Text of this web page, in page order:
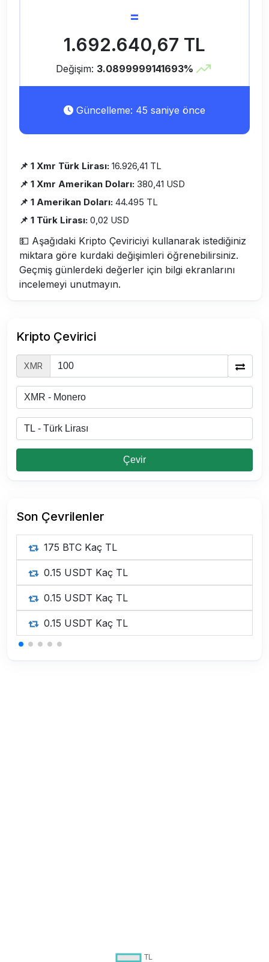
=
1.692.640,67 TL
Değişim: 3.0899999141693%
Güncelleme: 45 saniye önce
📌 1 Xmr Türk Lirası: 16.926,41 TL
📌 1 Xmr Amerikan Doları: 380,41 USD
📌 1 Amerikan Doları: 44.495 TL
📌 1 Türk Lirası: 0,02 USD
💵 Aşağıdaki Kripto Çeviriciyi kullanarak istediğiniz
miktara göre kurdaki değişimleri öğrenebilirsiniz.
Geçmiş günlerdeki değerler için bilgi ekranlarını
incelemeyi unutmayın.
Kripto Çevirici
XMR
Çevir
Son Çevrilenler
175 BTC Kaç TL
0.15 USDT Kaç TL
0.15 USDT Kaç TL
0.15 USDT Kaç TL